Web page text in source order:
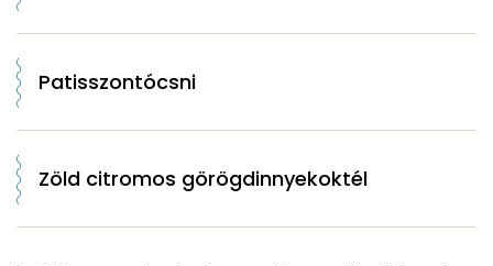
Patisszontócsni
Zöld citromos görögdinnyekoktél